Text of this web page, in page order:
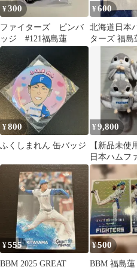
¥300
ファイターズ ピンバ
ッジ #121福島蓮
¥600
北海道日本
ターズ 福島
¥800
ふくしまれん 缶バッジ
¥9,800
【新品未使
日本ハムフ
モモンガ ぬ
体セット
¥555
BBM 2025 GREAT
¥500
BBM 福島蓮